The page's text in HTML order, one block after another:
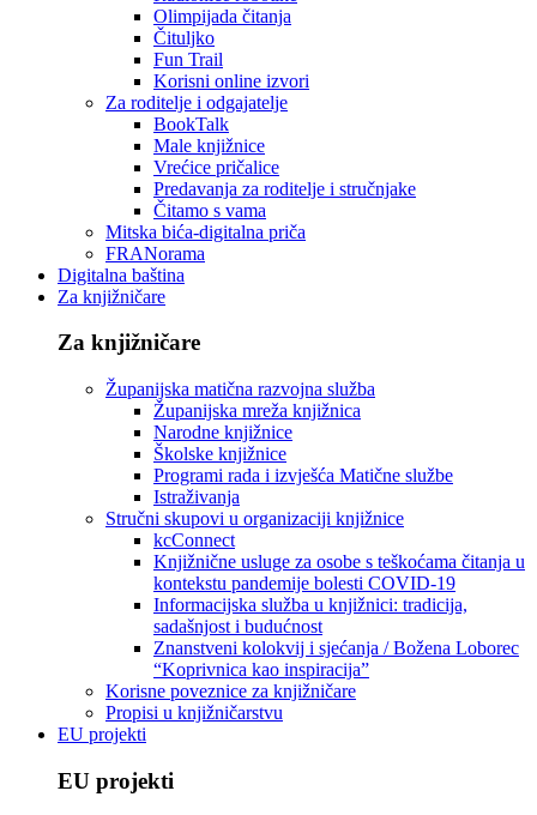
Olimpijada čitanja
Čituljko
Fun Trail
Korisni online izvori
Za roditelje i odgajatelje
BookTalk
Male knjižnice
Vrećice pričalice
Predavanja za roditelje i stručnjake
Čitamo s vama
Mitska bića-digitalna priča
FRANorama
Digitalna baština
Za knjižničare
Za knjižničare
Županijska matična razvojna služba
Županijska mreža knjižnica
Narodne knjižnice
Školske knjižnice
Programi rada i izvješća Matične službe
Istraživanja
Stručni skupovi u organizaciji knjižnice
kcConnect
Knjižnične usluge za osobe s teškoćama čitanja u
kontekstu pandemije bolesti COVID-19
Informacijska služba u knjižnici: tradicija,
sadašnjost i budućnost
Znanstveni kolokvij i sjećanja / Božena Loborec
“Koprivnica kao inspiracija”
Korisne poveznice za knjižničare
Propisi u knjižničarstvu
EU projekti
EU projekti